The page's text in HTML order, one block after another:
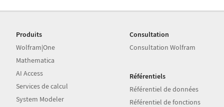
Produits
Wolfram|One
Mathematica
AI Access
Services de calcul
System Modeler
Consultation
Consultation Wolfram
Référentiels
Référentiel de données
Référentiel de fonctions